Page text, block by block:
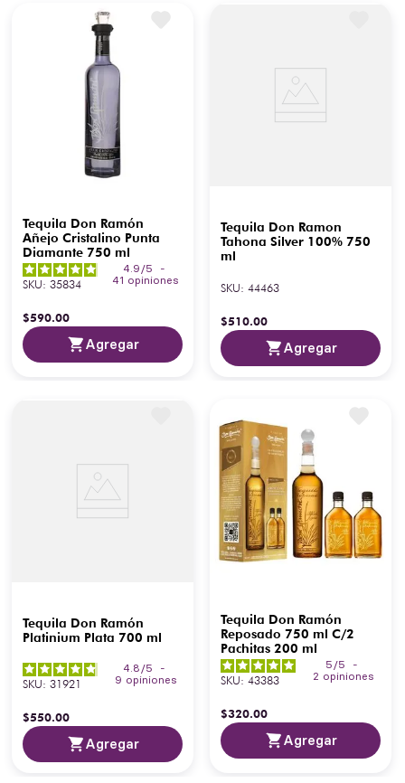
Tequila Don Ramón
Añejo Cristalino Punta
Diamante 750 ml
4.9/5
-
41 opiniones
SKU: 35834
$590.00
Agregar
Tequila Don Ramon
Tahona Silver 100% 750
ml
SKU: 44463
$510.00
Agregar
Tequila Don Ramón
Platinium Plata 700 ml
4.8 /5
-
9 opiniones
SKU: 31921
$550.00
Agregar
Tequila Don Ramón
Reposado 750 ml C/2
Pachitas 200 ml
5 /5
-
2 opiniones
SKU: 43383
$320.00
Agregar